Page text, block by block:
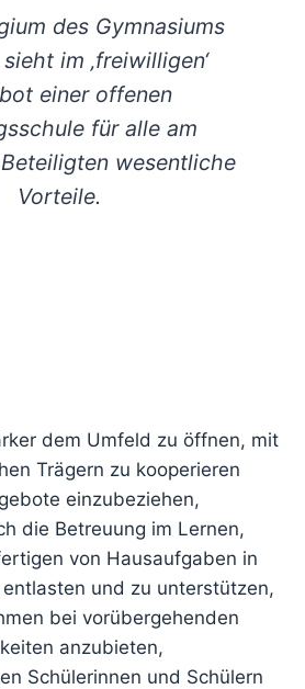
des Gymnasiums
im ‚freiwilligen‘
einer offenen
für alle am
wesentliche
Vorteile.
dem Umfeld zu öffnen, mit
Trägern zu kooperieren
einzubeziehen,
die Betreuung im Lernen,
von Hausaufgaben in
und zu unterstützen,
bei vorübergehenden
anzubieten,
Schülerinnen und Schülern